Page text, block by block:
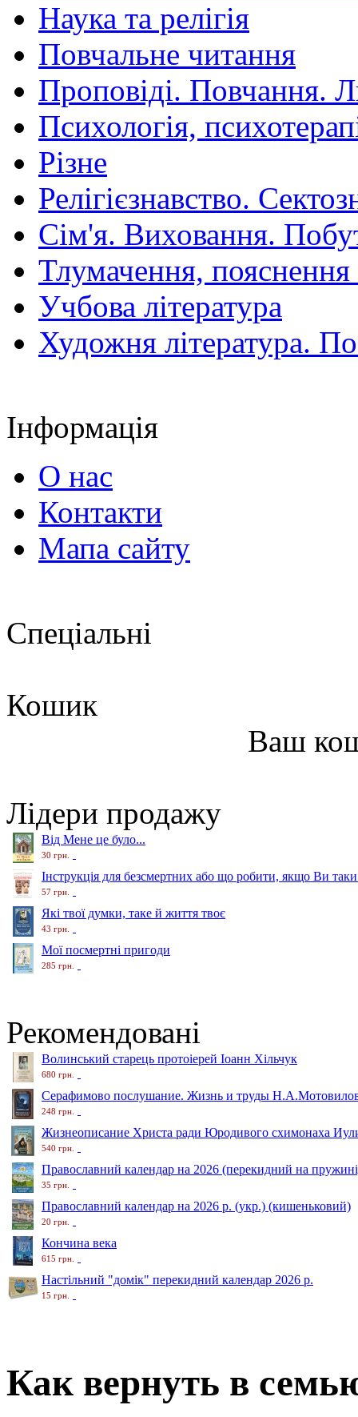
Наука та релігія
Повчальне читання
Проповіді. Повчання.
Психологія,
Різне
Релігієзнавство.
Сім'я. Виховання.
Тлумачення,
Учбова література
Художня література.
Інформація
О нас
Контакти
Мапа сайту
Спеціальні
Кошик
Ваш
Лідери продажу
Від Мене це було...
30 грн.
Інструкція для безсмертних або що робити, якщо Ви
57 грн.
Які твої думки, таке й життя твоє
43 грн.
Мої посмертні пригоди
285 грн.
Рекомендовані
Волинський старець протоіерей Іоанн Хільчук
680 грн.
Серафимово послушание. Жизнь и труды
248 грн.
Жизнеописание Христа ради Юродивого схимонаха
540 грн.
Православний календар на 2026 (перекидний на
35 грн.
Православний календар на 2026 р. (укр.) (кишеньковий)
20 грн.
Кончина века
615 грн.
Настільний "домік" перекидний календар 2026 р.
15 грн.
Как вернуть в